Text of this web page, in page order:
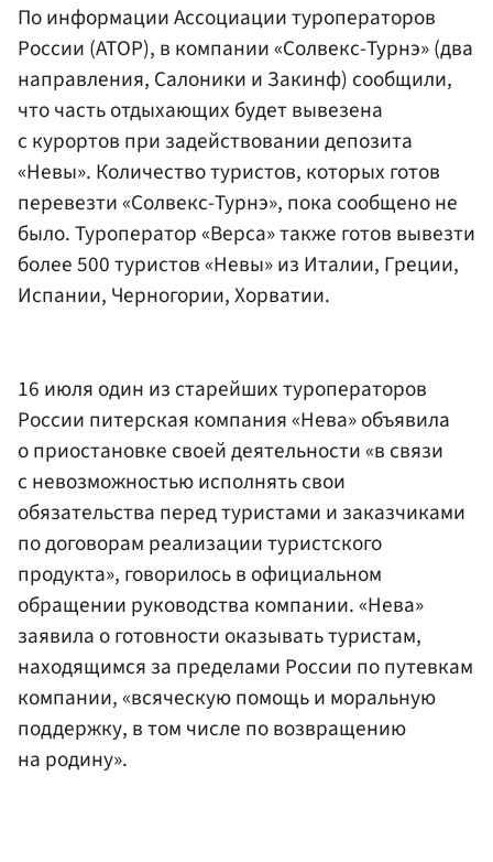
По информации Ассоциации туроператоров
России (АТОР), в компании «Солвекс-Турнэ» (два
направления, Салоники и Закинф) сообщили,
что часть отдыхающих будет вывезена
с курортов при задействовании депозита
«Невы». Количество туристов, которых готов
перевезти «Солвекс-Турнэ», пока сообщено не
было. Туроператор «Верса» также готов вывезти
более 500 туристов «Невы» из Италии, Греции,
Испании, Черногории, Хорватии.
16 июля один из старейших туроператоров
России питерская компания «Нева» объявила
о приостановке своей деятельности «в связи
с невозможностью исполнять свои
обязательства перед туристами и заказчиками
по договорам реализации туристского
продукта», говорилось в официальном
обращении руководства компании. «Нева»
заявила о готовности оказывать туристам,
находящимся за пределами России по путевкам
компании, «всяческую помощь и моральную
поддержку, в том числе по возвращению
на родину».